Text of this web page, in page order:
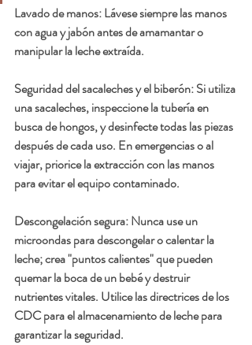
Lavado de manos: Lávese siempre las manos
con agua y jabón antes de amamantar o
manipular la leche extraída.
Seguridad del sacaleches y el biberón: Si utiliza
una sacaleches, inspeccione la tubería en
busca de hongos, y desinfecte todas las piezas
después de cada uso. En emergencias o al
viajar, priorice la extracción con las manos
para evitar el equipo contaminado.
Descongelación segura: Nunca use un
microondas para descongelar o calentar la
leche; crea "puntos calientes" que pueden
quemar la boca de un bebé y destruir
nutrientes vitales. Utilice las directrices de los
CDC para el almacenamiento de leche para
garantizar la seguridad.